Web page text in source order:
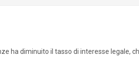
ha diminuito il tasso di interesse legale,